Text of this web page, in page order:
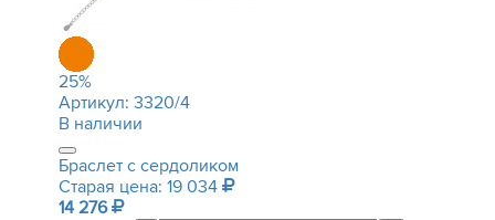
25%
Артикул: 3320/4
В наличии
Браслет с сердоликом
Старая цена: 19 034
14 276